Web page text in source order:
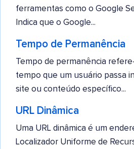
ferramentas como o Google
Indica que o Google...
Tempo de Permanência
Tempo de permanência
tempo que um usuário passa
site ou conteúdo específico...
URL Dinâmica
Uma URL dinâmica é um
Localizador Uniforme de